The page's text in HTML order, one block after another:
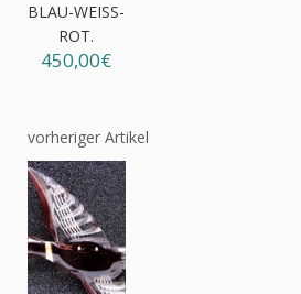
BLAU-WEISS-R
OT.
450,00€
vorheriger Artikel